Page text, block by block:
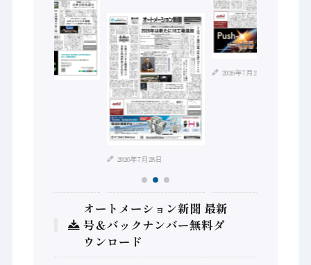
2026年7月28日
2026年7月21日
オートメーション新聞 最新
号＆バックナンバー無料ダ
ウンロード